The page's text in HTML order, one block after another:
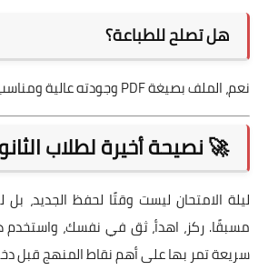
هل تصلح للطباعة؟
نعم، الملف بصيغة PDF وجودته عالية ومناسب للطباعة.
🚀 نصيحة أخيرة لطلاب
ليلة الامتحان ليست وقتًا لحفظ الجديد،
مسبقًا. ركز، اهدأ، ثق في نفسك،
سريعة تمر بها على أهم نقاط المنهج قبل